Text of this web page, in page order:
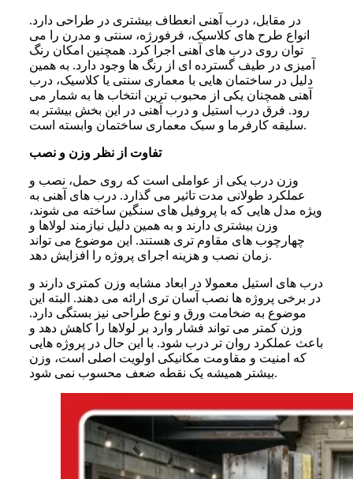
در مقابل، درب آهنی انعطاف بیشتری در طراحی دارد.
انواع طرح های کلاسیک، فرفورژه، سنتی و مدرن را می
توان روی درب های آهنی اجرا کرد. همچنین امکان رنگ
آمیزی در طیف گسترده ای از رنگ ها وجود دارد. به همین
دلیل در ساختمان هایی با معماری سنتی یا کلاسیک، درب
آهنی همچنان یکی از محبوب ترین انتخاب ها به شمار می
رود. فرق درب استیل و درب آهنی در این بخش بیشتر به
سلیقه کارفرما و سبک معماری ساختمان وابسته است.
تفاوت از نظر وزن و نصب
وزن درب یکی از عواملی است که روی حمل، نصب و
عملکرد طولانی مدت تاثیر می گذارد. درب های آهنی به
ویژه مدل هایی که با پروفیل های سنگین ساخته می شوند،
وزن بیشتری دارند و به همین دلیل نیازمند لولاها و
چهارچوب های مقاوم تری هستند. این موضوع می تواند
زمان نصب و هزینه اجرای پروژه را افزایش دهد.
درب های استیل معمولا در ابعاد مشابه وزن کمتری دارند و
در برخی پروژه ها نصب آسان تری ارائه می دهند. البته این
موضوع به ضخامت ورق و نوع طراحی نیز بستگی دارد.
وزن کمتر می تواند فشار وارد بر لولاها را کاهش دهد و
باعث عملکرد روان تر درب شود. با این حال در پروژه هایی
که امنیت و مقاومت مکانیکی اولویت اصلی است، وزن
بیشتر همیشه یک نقطه ضعف محسوب نمی شود.